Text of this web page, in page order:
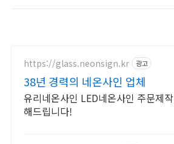
https://glass.neonsign.kr 광고
38년 경력의 네온사인 업체
유리네온사인 LED네온사인 주문제작
해드립니다!